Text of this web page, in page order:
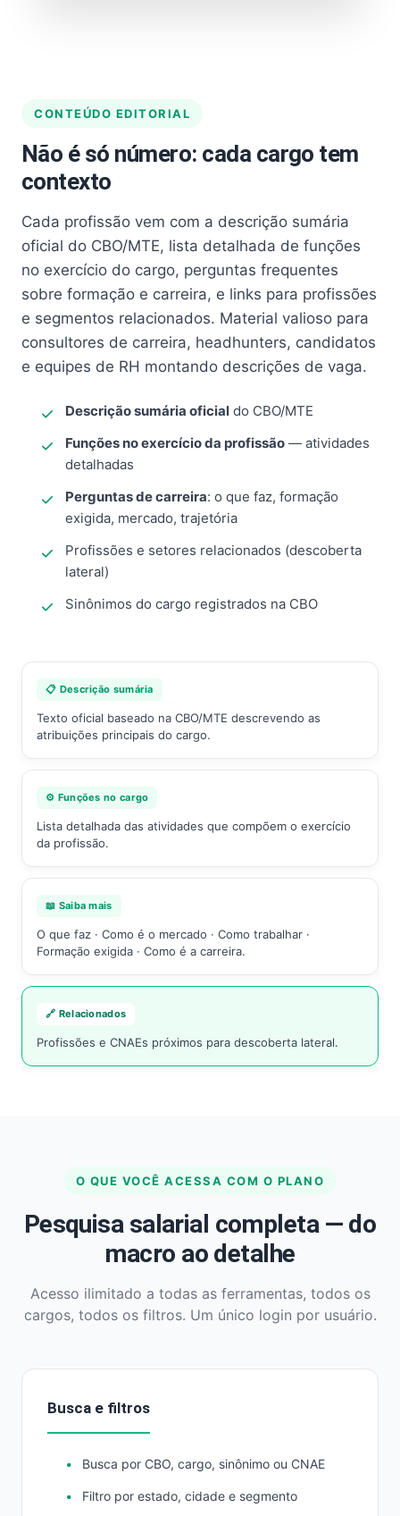
CONTEÚDO EDITORIAL
Não é só número: cada cargo tem
contexto
Cada profissão vem com a descrição sumária
oficial do CBO/MTE, lista detalhada de funções
no exercício do cargo, perguntas frequentes
sobre formação e carreira, e links para profissões
e segmentos relacionados. Material valioso para
consultores de carreira, headhunters, candidatos
e equipes de RH montando descrições de vaga.
Descrição sumária oficial do CBO/MTE
Funções no exercício da profissão — atividades
detalhadas
Perguntas de carreira: o que faz, formação
exigida, mercado, trajetória
Profissões e setores relacionados (descoberta
lateral)
Sinônimos do cargo registrados na CBO
📋 Descrição sumária
Texto oficial baseado na CBO/MTE descrevendo as
atribuições principais do cargo.
⚙️ Funções no cargo
Lista detalhada das atividades que compõem o exercício
da profissão.
📖 Saiba mais
O que faz · Como é o mercado · Como trabalhar ·
Formação exigida · Como é a carreira.
🔗 Relacionados
Profissões e CNAEs próximos para descoberta lateral.
O QUE VOCÊ ACESSA COM O PLANO
Pesquisa salarial completa — do
macro ao detalhe
Acesso ilimitado a todas as ferramentas, todos os
cargos, todos os filtros. Um único login por usuário.
Busca e filtros
Busca por CBO, cargo, sinônimo ou CNAE
Filtro por estado, cidade e segmento